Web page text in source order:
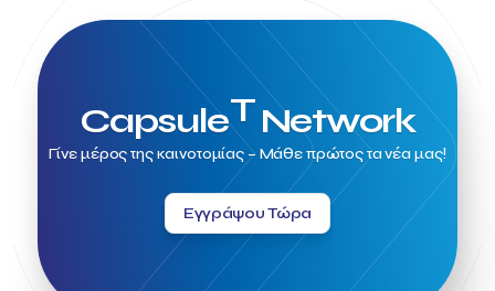
CapsuleTNetwork
Γίνε μέρος της καινοτομίας – Μάθε πρώτος τα νέα μας!
Εγγράψου Τώρα